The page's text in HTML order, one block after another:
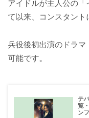
アイドルが主人公の
て以来、コンスタント
兵役後初出演のドラマ
可能です。
テ
覧
ン